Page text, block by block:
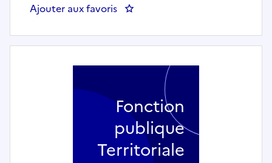
Ajouter aux favoris : Graphiste (h/f) - Ivry-sur-Seine
Fonction
publique
Territoriale